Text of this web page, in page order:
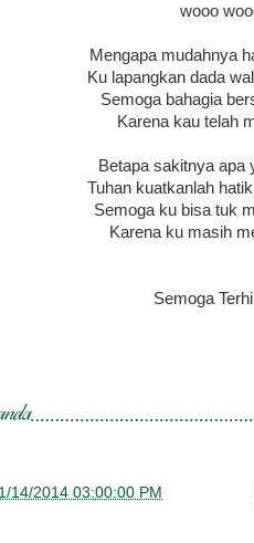
wooo
Mengapa mudahnya
Ku lapangkan dada
Semoga bahagia
Karena kau telah
Betapa sakitnya apa
Tuhan kuatkanlah
Semoga ku bisa tuk
Karena ku masih
Semoga
14/2014 03:00:00 PM